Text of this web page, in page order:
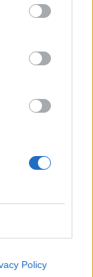
Policy
a